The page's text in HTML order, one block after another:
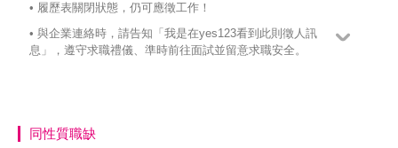
• 履歷表關閉狀態，仍可應徵工作！
• 與企業連絡時，請告知「我是在yes123看到此則徵人訊
息」，遵守求職禮儀、準時前往面試並留意求職安全。
同性質職缺